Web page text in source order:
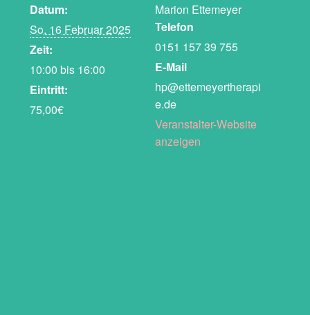
Datum:
So. 16 Februar 2025
Zeit:
10:00 bis 16:00
Eintritt:
75,00€
Marion Ettemeyer
Telefon
0151 157 39 755
E-Mail
hp@ettemeyertherapi
e.de
Veranstalter-Website
anzeigen